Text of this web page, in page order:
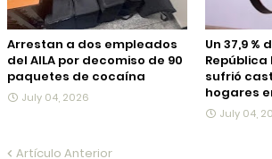
Arrestan a dos empleados
del AILA por decomiso de 90
paquetes de cocaína
July 04, 2026
Un 37,9 %
sufrió
hogares
July 04,
Artículo Anterior